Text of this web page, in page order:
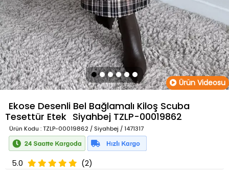
Ürün Videosu
Ekose Desenli Bel Bağlamalı Kiloş Scuba
Tesettür Etek Siyahbej TZLP-00019862
Ürün Kodu : TZLP-00019862 / Siyahbej / 1471317
5.0 (2)